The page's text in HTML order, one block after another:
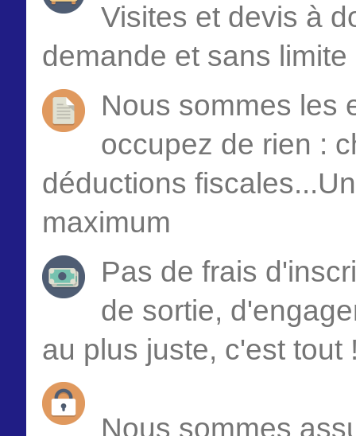
Visites et devis à
demande et sans limite
Nous sommes les
occupez de rien :
déductions
maximum
Pas de frais
de sortie,
au plus juste, c'est tout
Nous sommes